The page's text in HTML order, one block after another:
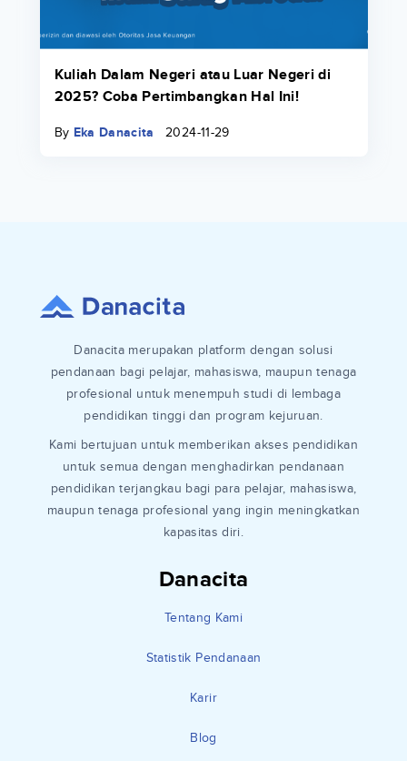
Kuliah Dalam Negeri atau Luar Negeri di
2025? Coba Pertimbangkan Hal Ini!
By Eka Danacita 2024-11-29
Danacita
Tentang Kami
Statistik Pendanaan
Karir
Blog
Danacita merupakan platform dengan solusi
pendanaan bagi pelajar, mahasiswa, maupun tenaga
profesional untuk menempuh studi di lembaga
pendidikan tinggi dan program kejuruan.
Kami bertujuan untuk memberikan akses pendidikan
untuk semua dengan menghadirkan pendanaan
pendidikan terjangkau bagi para pelajar, mahasiswa,
maupun tenaga profesional yang ingin meningkatkan
kapasitas diri.